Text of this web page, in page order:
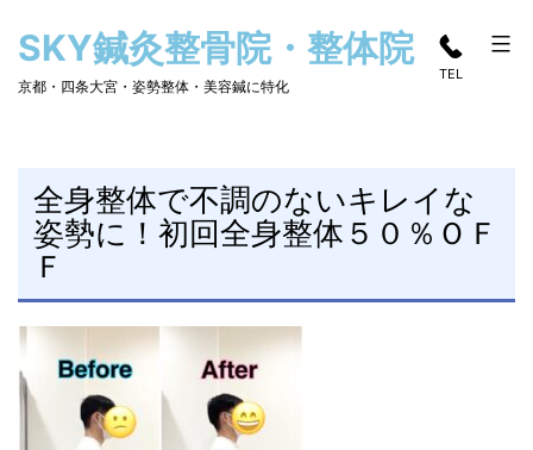
ン
テ
ッ
プ
SKY鍼灸整骨院・整体院
京都・四条大宮・姿勢整体・美容鍼に特化
TEL
全身整体で不調のないキレイな
姿勢に！初回全身整体５０％ＯＦ
Ｆ